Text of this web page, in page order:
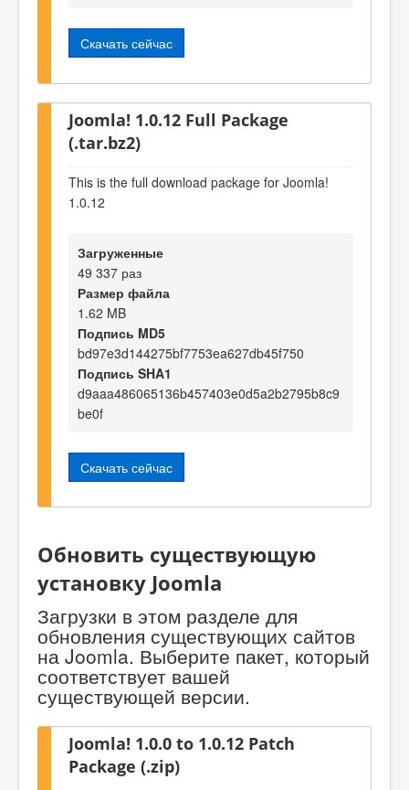
Скачать сейчас
Joomla! 1.0.12 Full Package
(.tar.bz2)
This is the full download package for Joomla!
1.0.12
Загруженные
49 337 раз
Размер файла
1.62 MB
Подпись MD5
bd97e3d144275bf7753ea627db45f750
Подпись SHA1
d9aaa486065136b457403e0d5a2b2795b8c9
be0f
Скачать сейчас
Обновить существующую
установку Joomla
Загрузки в этом разделе для
обновления существующих сайтов
на Joomla. Выберите пакет, который
соответствует вашей
существующей версии.
Joomla! 1.0.0 to 1.0.12 Patch
Package (.zip)